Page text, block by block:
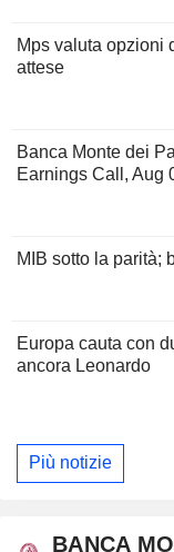
Mps valuta opzioni
attese
Banca Monte dei
Earnings Call, Aug
MIB sotto la parità;
Europa cauta con
ancora Leonardo
Più notizie
BANCA